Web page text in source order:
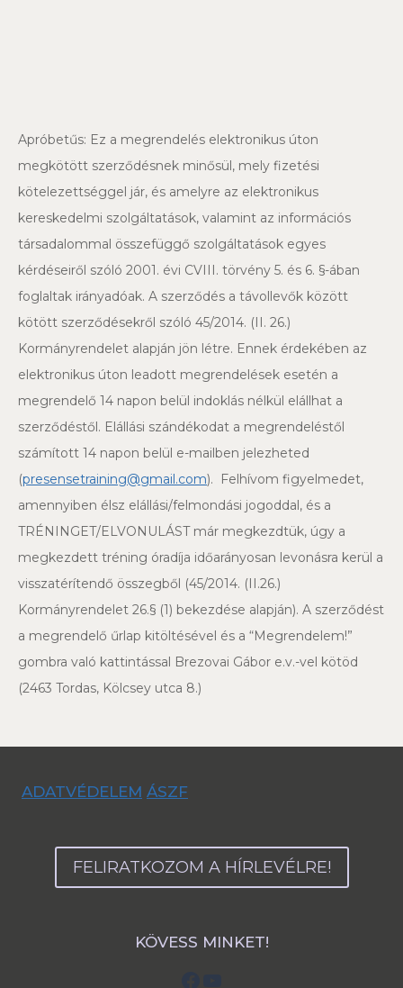
Apróbetűs: Ez a megrendelés elektronikus úton
megkötött szerződésnek minősül, mely fizetési
kötelezettséggel jár, és amelyre az elektronikus
kereskedelmi szolgáltatások, valamint az információs
társadalommal összefüggő szolgáltatások egyes
kérdéseiről szóló 2001. évi CVIII. törvény 5. és 6. §-ában
foglaltak irányadóak. A szerződés a távollevők között
kötött szerződésekről szóló 45/2014. (II. 26.)
Kormányrendelet alapján jön létre. Ennek érdekében az
elektronikus úton leadott megrendelések esetén a
megrendelő 14 napon belül indoklás nélkül elállhat a
szerződéstől. Elállási szándékodat a megrendeléstől
számított 14 napon belül e-mailben jelezheted
(presensetraining@gmail.com). Felhívom figyelmedet,
amennyiben élsz elállási/felmondási jogoddal, és a
TRÉNINGET/ELVONULÁST már megkezdtük, úgy a
megkezdett tréning óradíja időarányosan levonásra kerül a
visszatérítendő összegből (45/2014. (II.26.)
Kormányrendelet 26.§ (1) bekezdése alapján). A szerződést
a megrendelő űrlap kitöltésével és a “Megrendelem!”
gombra való kattintással Brezovai Gábor e.v.-vel kötöd
(2463 Tordas, Kölcsey utca 8.)
ADATVÉDELEM ÁSZF
FELIRATKOZOM A HÍRLEVÉLRE!
KÖVESS MINKET!